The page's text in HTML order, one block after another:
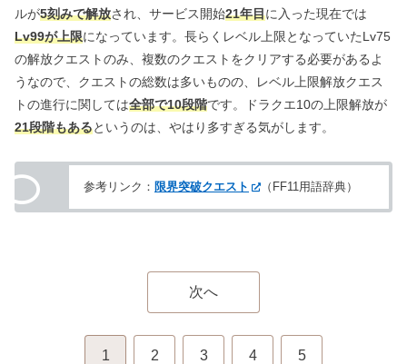
5刻みで解放 21年目
に入った現在では
Lv99が上限 になっています。長らくレベル上限となっていたLv75
の解放クエストのみ、複数のクエストをクリアする必要があるよ
うなので、クエストの総数は多いものの、レベル上限解放クエス
全部で10段階
です。ドラクエ10の上限解放が
21段階もある
というのは、やはり多すぎる気がします。
参考リンク： 限界突破クエスト （FF11用語辞典）
次へ
1 2 3 4 5